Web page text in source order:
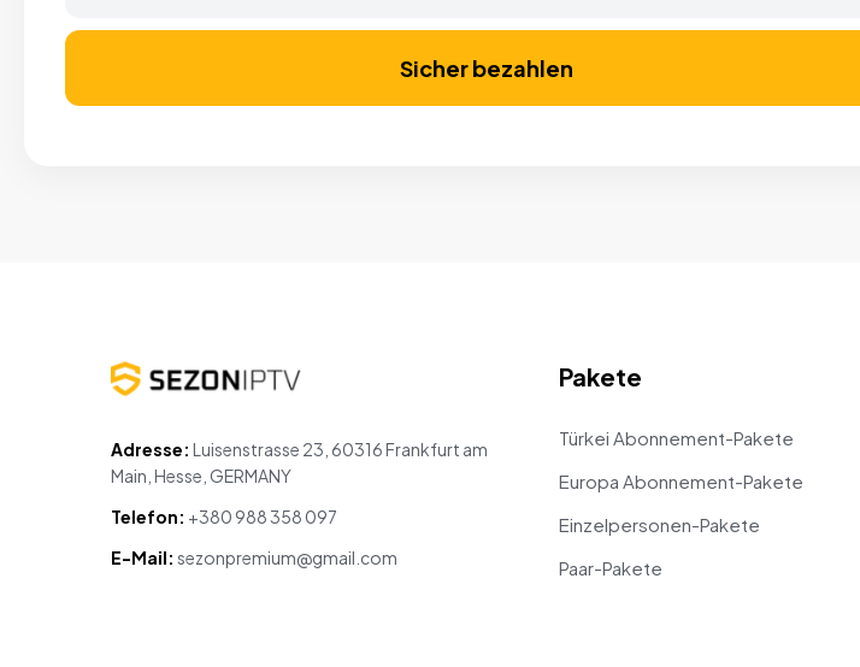
Sicher bezahlen
Adresse: Luisenstrasse 23, 60316 Frankfurt am
Main, Hesse, GERMANY
Telefon: +380 988 358 097
E-Mail: sezonpremium@gmail.com
Pakete
Türkei Abonnement-Pakete
Europa Abonnement-Pakete
Einzelpersonen-Pakete
Paar-Pakete